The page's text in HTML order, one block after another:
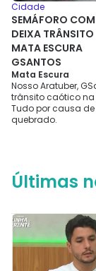
Cidade
SEMÁFORO
DEIXA
MATA ESCURA
GSANTOS
Mata Escura
Nosso Aratuber,
trânsito caótico na
Tudo por causa
quebrado.
Últimas